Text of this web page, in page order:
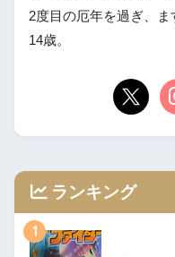
2度目の厄年を過ぎ、
14歳。
ランキング
1